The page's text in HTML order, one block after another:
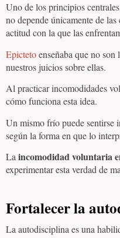
Uno de los principios
no depende únicamente de
actitud con la que las
Epictetoenseñaba que no son
nuestros juicios sobre ellas.
Al practicar incomodidades
cómo funciona esta idea.
Un mismo frío puede sentirse
según la forma en que lo
La incomodidad voluntaria
experimentar esta verdad de
Fortalecer la
La autodisciplina es una